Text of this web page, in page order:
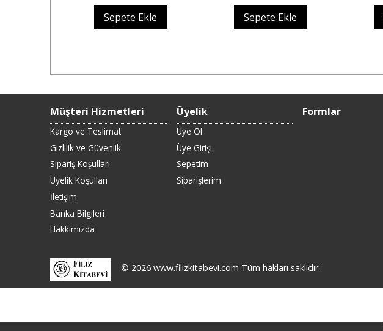
Sepete Ekle
Sepete Ekle
Müşteri Hizmetleri
Kargo ve Teslimat
Gizlilik ve Güvenlik
Sipariş Koşulları
Üyelik Koşulları
İletişim
Banka Bilgileri
Hakkımızda
Üyelik
Üye Ol
Üye Girişi
Sepetim
Siparişlerim
Formlar
© 2026 www.filizkitabevi.com Tüm hakları saklıdır.